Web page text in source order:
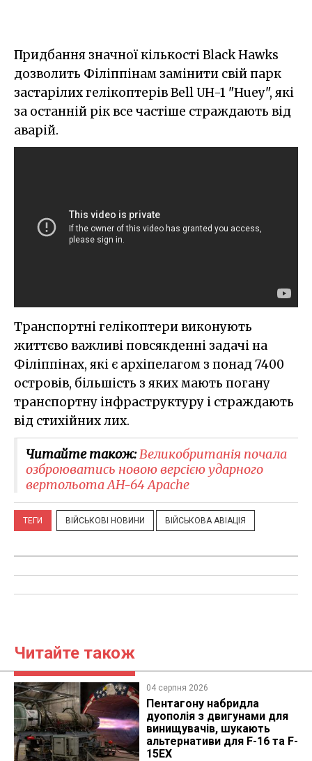
Придбання значної кількості Black Hawks
дозволить Філіппінам замінити свій парк
застарілих гелікоптерів Bell UH-1 "Huey", які
за останній рік все частіше страждають від
аварій.
Транспортні гелікоптери виконують
життєво важливі повсякденні задачі на
Філіппінах, які є архіпелагом з понад 7400
островів, більшість з яких мають погану
транспортну інфраструктуру і страждають
від стихійних лих.
Читайте також:​Великобританія почала
озброюватись новою версією ударного
вертольота AH-64 Apache
ТЕГИ ВІЙСЬКОВІ НОВИНИ ВІЙСЬКОВА АВІАЦІЯ
Читайте також
04 серпня 2026
Пентагону набридла
дуополія з двигунами для
винищувачів, шукають
альтернативи для F-16 та F-
15EX